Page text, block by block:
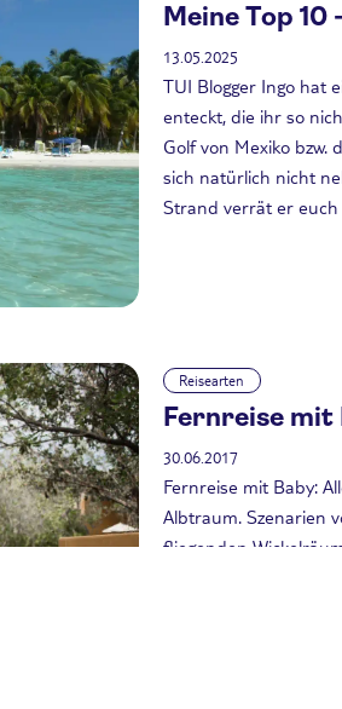
Meine Top
13.05.2025
TUI Blogger Ingo hat
enteckt, die ihr so
Golf von Mexiko bzw.
sich natürlich nicht
Strand verrät er euch
Reisearten
Fernreise mit
30.06.2017
Fernreise mit Baby:
Albtraum. Szenarien
fliegenden